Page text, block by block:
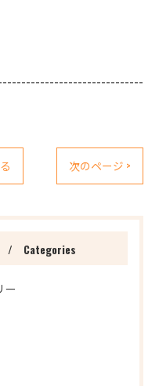
次のページ >
Categories
ー